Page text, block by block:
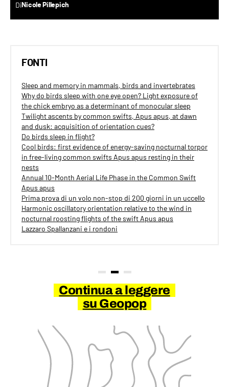
DiNicole Pillepich
FONTI
Sleep and memory in mammals, birds and invertebrates
Why do birds sleep with one eye open? Light exposure of
the chick embryo as a determinant of monocular sleep
Twilight ascents by common swifts, Apus apus, at dawn
and dusk: acquisition of orientation cues?
Do birds sleep in flight?
Cool birds: first evidence of energy-saving nocturnal torpor
in free-living common swifts Apus apus resting in their
nests
Annual 10-Month Aerial Life Phase in the Common Swift
Apus apus
Prima prova di un volo non-stop di 200 giorni in un uccello
Harmonic oscillatory orientation relative to the wind in
nocturnal roosting flights of the swift Apus apus
Lazzaro Spallanzani e i rondoni
Continua a leggere
su Geopop